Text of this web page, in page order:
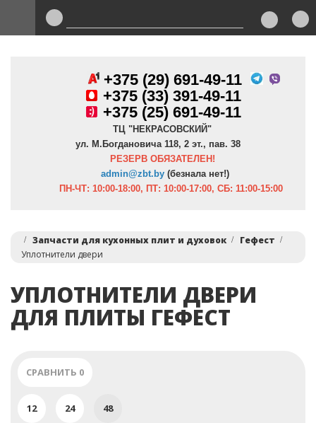
+375 (29) 691-49-11
+375 (33) 391-49-11
+375 (25) 691-49-11
ТЦ "НЕКРАСОВСКИЙ"
ул. М.Богдановича 118, 2 эт., пав. 38
РЕЗЕРВ ОБЯЗАТЕЛЕН!
admin@zbt.by (безнала нет!)
ПН-ЧТ: 10:00-18:00, ПТ: 10:00-17:00, СБ: 11:00-15:00
Запчасти для кухонных плит и духовок
Гефест
Уплотнители двери
УПЛОТНИТЕЛИ ДВЕРИ
ДЛЯ ПЛИТЫ ГЕФЕСТ
СРАВНИТЬ 0
12 24 48